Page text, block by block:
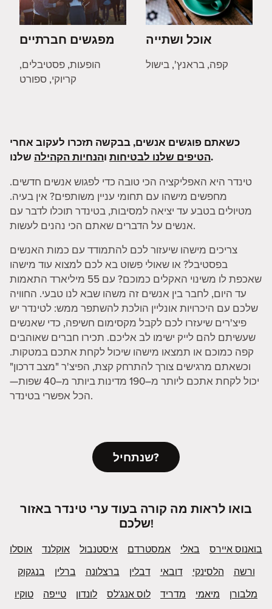
מפגשים חברתיים
הופעות, פסטיבלים,
קריוקי, ספורט
אוכל ושתייה
קפה, בראנץ', בישול
כשאתם פוגשים אנשים, בבקשה תזכרו לעקוב אחרי
הטיפים שלנו לבטיחות והנחיות הקהילה שלנו.
טינדר היא האפליקציה הכי טובה כדי לפגוש אנשים חדשים.
מחפשים מישהו עם תחומי עניין משותפים? אין בעיה.
מטיולים בטבע עד יציאה למסיבות, בטינדר תוכלו לדבר עם
אנשים על הדברים שאתם הכי נהנים לעשות.
צריכים מישהו שיעזור לכם להתמודד עם כמות האנשים
בפסטיבל? או שאולי פשוט בא לכם למצוא עוד מישהו
שאכפת לו משינוי האקלים כמוכם? עם 55 מיליארד התאמות
עד היום, לחבר בין אנשים זה משהו שבא לנו טבעי. החוויה
שלכם עם היכרויות אונליין הולכת להשתפר ממש: לטינדר יש
פיצ'רים שיעזרו לכם לקבל מקסימום חשיפה, כדי שאנשים
שעשיתם להם לייק ישימו לב אליכם. תכירו חברים שאוהבים
קפה כמוכם או תמצאו מישהו שיכול לקחת אתכם במטקות.
וכשאתם מרגישים צורך להתרחק קצת, הפיצ'ר "מצב דרכון"
יכול לקחת אתכם ליותר מ–190 מדינות ביותר מ–40 שפות—
הכל אפשרי בטינדר.
שנתחיל?
בואו לראות מה קורה בעוד ערי טינדר באזור
שלכם!
אוסלו אוקלנד איסטנבול אמסטרדם באלי
בואנוס איירס
בנגקוק
ברלין ברצלונה דבלין דובאי הלסינקי
ורשה
טוקיו
טייפה לונדון לוס אנג'לס מדריד מיאמי
מלבורן